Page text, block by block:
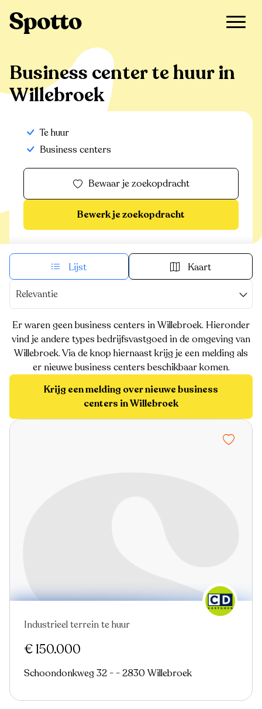
Willebroek
Business center te huur in
Willebroek
Te huur
Business centers
Bewaar je zoekopdracht
Bewerk je zoekopdracht
Lijst Kaart
Relevantie
Er waren geen business centers in Willebroek. Hieronder
vind je andere types bedrijfsvastgoed in de omgeving van
Willebroek. Via de knop hiernaast krijg je een melding als
er nieuwe business centers beschikbaar komen.
Krijg een melding over nieuwe business
centers in Willebroek
Nieuw Virtual tour
Industrieel terrein te huur
€ 150.000
Schoondonkweg 32 - - 2830 Willebroek